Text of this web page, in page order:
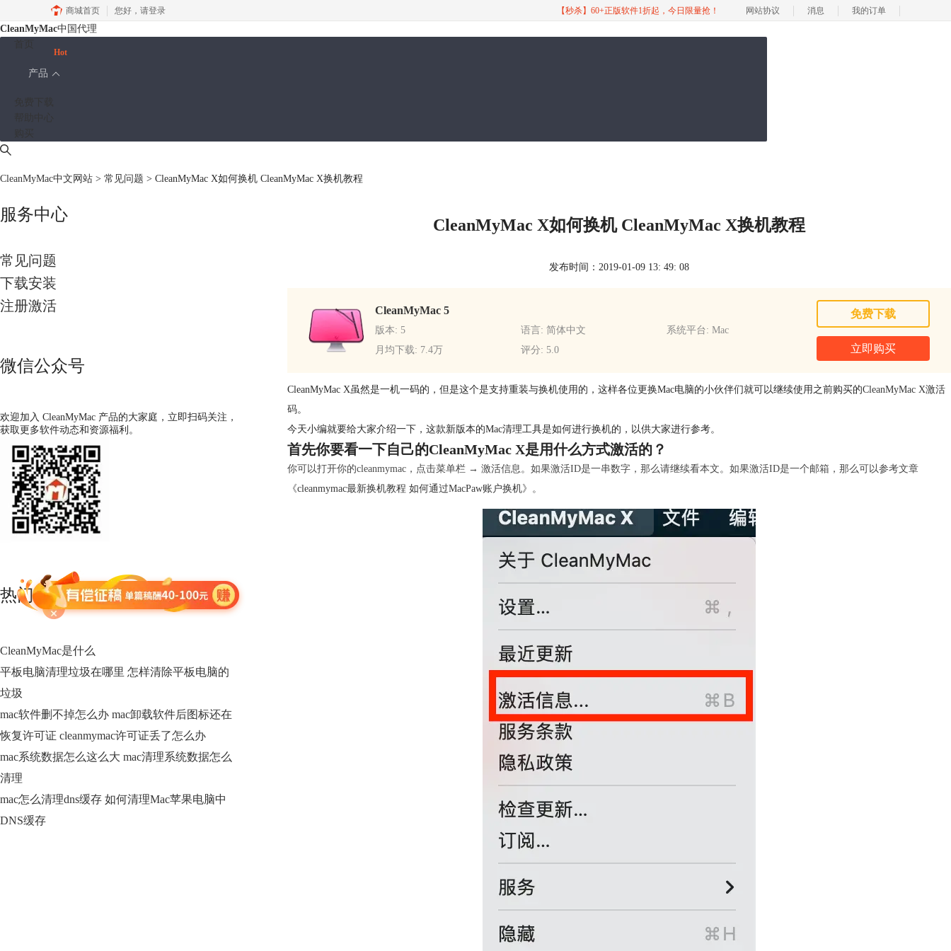
商城首页 您好， 请登录 【秒杀】60+正版软件1折起，今日限量抢！ 网站协议 消息 我的订单
CleanMyMac中国代理
产品
Hot
CleanMyMac中文网站 > 常见问题 > CleanMyMac X如何换机 CleanMyMac X换机教程
服务中心
常见问题
下载安装
注册激活
微信公众号
欢迎加入 CleanMyMac 产品的大家庭，立即扫码关注，
获取更多软件动态和资源福利。
热门文章
CleanMyMac是什么
平板电脑清理垃圾在哪里 怎样清除平板电脑的
垃圾
mac软件删不掉怎么办 mac卸载软件后图标还在
恢复许可证 cleanmymac许可证丢了怎么办
mac系统数据怎么这么大 mac清理系统数据怎么
清理
mac怎么清理dns缓存 如何清理Mac苹果电脑中
DNS缓存
CleanMyMac X如何换机 CleanMyMac X换机教程
发布时间：2019-01-09 13: 49: 08
CleanMyMac 5
版本: 5 语言: 简体中文
系统平台: Mac
月均下载: 7.4万
评分: 5.0
免费下载
立即购买
CleanMyMac X虽然是一机一码的，但是这个是支持重装与换机使用的，这样各位更换Mac电脑的小伙伴们就可以继续使用之前购买的CleanMyMac X激活
码。
今天小编就要给大家介绍一下，这款新版本的Mac清理工具是如何进行换机的，以供大家进行参考。
首先你要看一下自己的CleanMyMac X是用什么方式激活的？
你可以打开你的cleanmymac，点击菜单栏 → 激活信息。如果激活ID是一串数字，那么请继续看本文。如果激活ID是一个邮箱，那么可以参考文章
《cleanmymac最新换机教程 如何通过MacPaw账户换机》。